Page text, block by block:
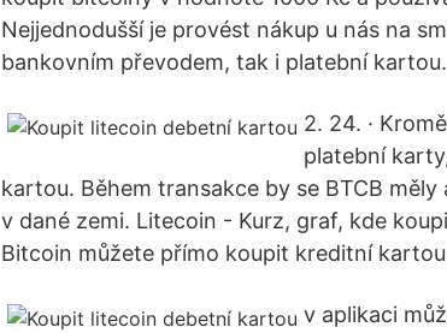
Nejjednodušší je provést nákup u nás na
bankovním převodem, tak i platební kartou.
2. 24. ·
platební
kartou. Během transakce by se BTCB
v dané zemi. Litecoin - Kurz, graf, kde
Bitcoin můžete přímo koupit kreditní
v aplikaci